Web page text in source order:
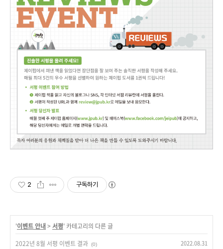
2 구독하기
'이벤트 안내> 서평' 카테고리의 다른 글
2022년 8월 서평 이벤트 결과 (0) 2022.08.31